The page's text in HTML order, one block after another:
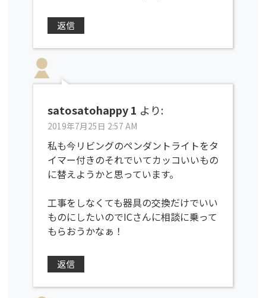
返信
satosatohappy 1 より:
2019年7月25日 2:57 AM
私も今リビングのペンダントライトをタ
イマー付きのそれでいてカッコいいもの
に替えようかと思っています。
工事をしなくても器具の交換だけでいい
ものにしたいのでICさんに相談に乗って
もらおうかなぁ！
返信